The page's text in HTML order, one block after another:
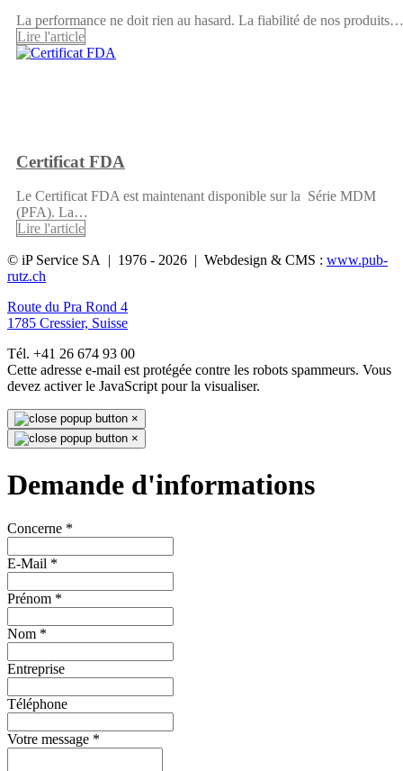
La performance ne doit rien au hasard. La fiabilité de nos produits…
Lire l'article
Certificat FDA
Le Certificat FDA est maintenant disponible sur la Série MDM
(PFA). La…
Lire l'article
© iP Service SA | 1976 - 2026 | Webdesign & CMS : www.pub-
rutz.ch
Route du Pra Rond 4
1785 Cressier, Suisse
Tél. +41 26 674 93 00
Cette adresse e-mail est protégée contre les robots spammeurs. Vous
devez activer le JavaScript pour la visualiser.
×
×
Demande d'informations
Concerne *
E-Mail *
Prénom *
Nom *
Entreprise
Téléphone
Votre message *